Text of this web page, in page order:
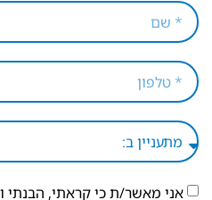
אני מאשר/ת כי קראתי, הבנתי